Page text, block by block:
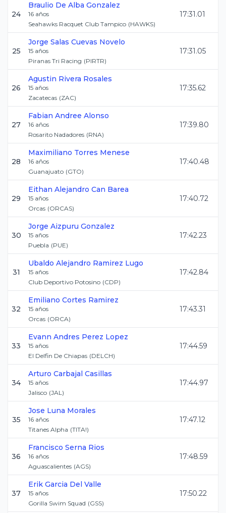
24
Braulio De Alba Gonzalez
16 años
Seahawks Racquet Club Tampico (HAWKS)
17:31.01
25
Jorge Salas Cuevas Novelo
15 años
Piranas Tri Racing (PIRTR)
17:31.05
26
Agustin Rivera Rosales
15 años
Zacatecas (ZAC)
17:35.62
27
Fabian Andree Alonso
16 años
Rosarito Nadadores (RNA)
17:39.80
28
Maximiliano Torres Menese
16 años
Guanajuato (GTO)
17:40.48
29
Eithan Alejandro Can Barea
15 años
Orcas (ORCAS)
17:40.72
30
Jorge Aizpuru Gonzalez
15 años
Puebla (PUE)
17:42.23
31
Ubaldo Alejandro Ramirez Lugo
15 años
Club Deportivo Potosino (CDP)
17:42.84
32
Emiliano Cortes Ramirez
15 años
Orcas (ORCA)
17:43.31
33
Evann Andres Perez Lopez
15 años
El Delfin De Chiapas (DELCH)
17:44.59
34
Arturo Carbajal Casillas
15 años
Jalisco (JAL)
17:44.97
35
Jose Luna Morales
16 años
Titanes Alpha (TITA!)
17:47.12
36
Francisco Serna Rios
16 años
Aguascalientes (AGS)
17:48.59
37
Erik Garcia Del Valle
15 años
Gorilla Swim Squad (GSS)
17:50.22